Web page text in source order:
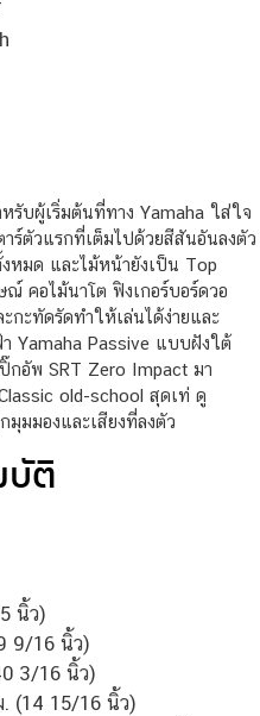
หรับผู้เริ่มต้นที่ทาง Yamaha ใส่ใจ
าร์ตัวแรกที่เต็มไปด้วยสีสันอันลงตัว
หมด และไม้หน้ายังเป็น Top
คอไม้นาโต ฟิงเกอร์บอร์ดวอ
ะทัดรัดทำให้เล่นได้ง่ายและ
Yamaha Passive แบบฝังใต้
กอัพ SRT Zero Impact มา
old-school สุดเท่ ดู
มมองและเสียงที่ลงตัว
บัติ
นิ้ว)
9/16 นิ้ว)
3/16 นิ้ว)
(14 15/16 นิ้ว)